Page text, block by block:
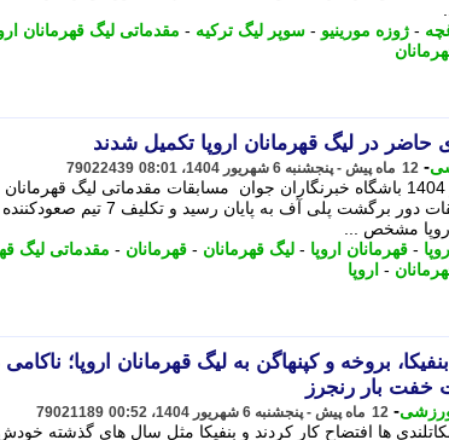
- ژوزه مورینیو - سوپر لیگ ترکیه - مقدماتی لیگ قهرمانان
حاضر در لیگ قهرمانان اروپا تکمیل شدند
- 12 ماه پیش - پنجشنبه 6 شهریور 1404، 08:01 79022439
54 06 شهریور 1404 باشگاه خبرنگاران جوان مسابقات مقدماتی لیگ قهرمانان
برگزاری مسابقات دور برگشت پلی آف به پایان
مشخص ...
- قهرمانان اروپا - لیگ قهرمانان - قهرمانان - مقدماتی لیگ
- اروپا
بروخه و کپنهاگن به لیگ قهرمانان اروپا؛ ناکامی
بار رنجرز
- 12 ماه پیش - پنجشنبه 6 شهریور 1404، 00:52 79021189
ها افتضاح کار کردند و بنفیکا مثل سال های گذشته